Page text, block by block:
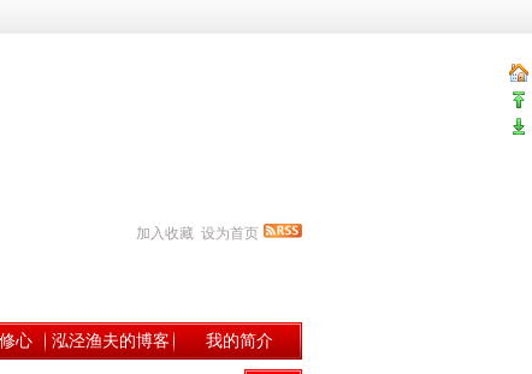
加入收藏 设为首页
心 泓泾渔夫的博客 我的简介